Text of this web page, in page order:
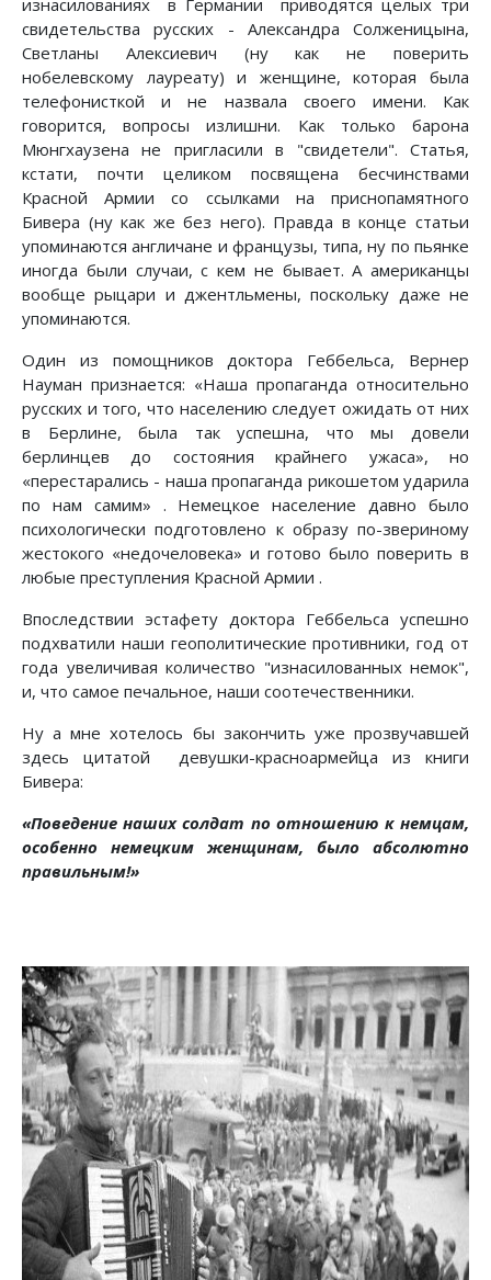
изнасилованиях в Германии приводятся целых три
свидетельства русских - Александра Солженицына,
Светланы Алексиевич (ну как не поверить
нобелевскому лауреату) и женщине, которая была
телефонисткой и не назвала своего имени. Как
говорится, вопросы излишни. Как только барона
Мюнгхаузена не пригласили в "свидетели". Статья,
кстати, почти целиком посвящена бесчинствами
Красной Армии со ссылками на приснопамятного
Бивера (ну как же без него). Правда в конце статьи
упоминаются англичане и французы, типа, ну по пьянке
иногда были случаи, с кем не бывает. А американцы
вообще рыцари и джентльмены, поскольку даже не
упоминаются.
Один из помощников доктора Геббельса, Вернер
Науман признается: «Наша пропаганда относительно
русских и того, что населению следует ожидать от них
в Берлине, была так успешна, что мы довели
берлинцев до состояния крайнего ужаса», но
«перестарались - наша пропаганда рикошетом ударила
по нам самим» . Немецкое население давно было
психологически подготовлено к образу по-звериному
жестокого «недочеловека» и готово было поверить в
любые преступления Красной Армии .
Впоследствии эстафету доктора Геббельса успешно
подхватили наши геополитические противники, год от
года увеличивая количество "изнасилованных немок",
и, что самое печальное, наши соотечественники.
Ну а мне хотелось бы закончить уже прозвучавшей
здесь цитатой девушки-красноармейца из книги
Бивера:
«Поведение наших солдат по отношению к немцам,
особенно немецким женщинам, было абсолютно
правильным!»